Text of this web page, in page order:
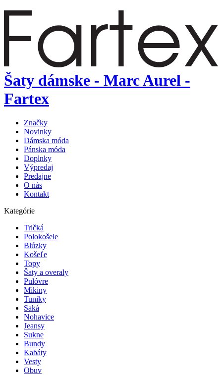
Šaty dámske - Marc Aurel -
Fartex
Značky
Novinky
Dámska móda
Pánska móda
Doplnky
Výpredaj
Predajne
O nás
Kontakt
Kategórie
Tričká
Polokošele
Blúzky
Košeľe
Topy
Šaty a overaly
Pulóvre
Mikiny
Tuniky
Saká
Nohavice
Jeansy
Sukne
Bundy
Kabáty
Vesty
Obuv